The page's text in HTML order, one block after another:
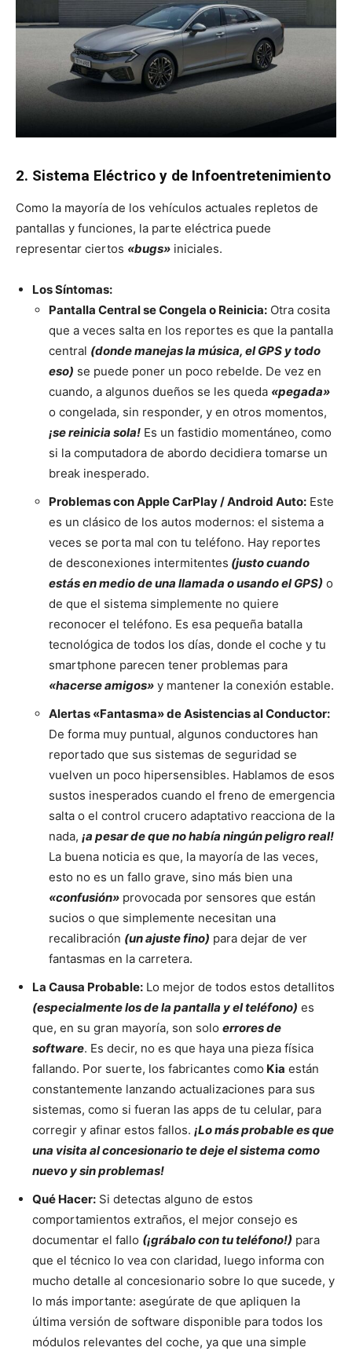
2. Sistema Eléctrico y de Infoentretenimiento
Como la mayoría de los vehículos actuales repletos de
pantallas y funciones, la parte eléctrica puede
representar ciertos «bugs» iniciales.
Los Síntomas:
Pantalla Central se Congela o Reinicia: Otra cosita
que a veces salta en los reportes es que la pantalla
central (donde manejas la música, el GPS y todo
eso) se puede poner un poco rebelde. De vez en
cuando, a algunos dueños se les queda «pegada»
o congelada, sin responder, y en otros momentos,
¡se reinicia sola! Es un fastidio momentáneo, como
si la computadora de abordo decidiera tomarse un
break inesperado.
Problemas con Apple CarPlay / Android Auto: Este
es un clásico de los autos modernos: el sistema a
veces se porta mal con tu teléfono. Hay reportes
de desconexiones intermitentes (justo cuando
estás en medio de una llamada o usando el GPS) o
de que el sistema simplemente no quiere
reconocer el teléfono. Es esa pequeña batalla
tecnológica de todos los días, donde el coche y tu
smartphone parecen tener problemas para
«hacerse amigos» y mantener la conexión estable.
Alertas «Fantasma» de Asistencias al Conductor:
De forma muy puntual, algunos conductores han
reportado que sus sistemas de seguridad se
vuelven un poco hipersensibles. Hablamos de esos
sustos inesperados cuando el freno de emergencia
salta o el control crucero adaptativo reacciona de la
nada, ¡a pesar de que no había ningún peligro real!
La buena noticia es que, la mayoría de las veces,
esto no es un fallo grave, sino más bien una
«confusión» provocada por sensores que están
sucios o que simplemente necesitan una
recalibración (un ajuste fino) para dejar de ver
fantasmas en la carretera.
La Causa Probable: Lo mejor de todos estos detallitos
(especialmente los de la pantalla y el teléfono) es
que, en su gran mayoría, son solo errores de
software. Es decir, no es que haya una pieza física
fallando. Por suerte, los fabricantes como Kia están
constantemente lanzando actualizaciones para sus
sistemas, como si fueran las apps de tu celular, para
corregir y afinar estos fallos. ¡Lo más probable es que
una visita al concesionario te deje el sistema como
nuevo y sin problemas!
Qué Hacer: Si detectas alguno de estos
comportamientos extraños, el mejor consejo es
documentar el fallo (¡grábalo con tu teléfono!) para
que el técnico lo vea con claridad, luego informa con
mucho detalle al concesionario sobre lo que sucede, y
lo más importante: asegúrate de que apliquen la
última versión de software disponible para todos los
módulos relevantes del coche, ya que una simple